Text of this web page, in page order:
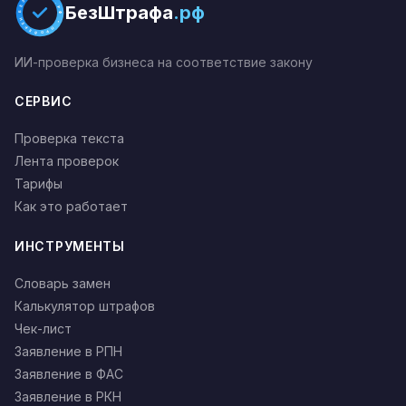
БЕЗШТРАФА.РФ * ПРОВЕРЕНО *БезШтрафа.рф
ИИ-проверка бизнеса на соответствие закону
СЕРВИС
Проверка текста
Лента проверок
Тарифы
Как это работает
ИНСТРУМЕНТЫ
Словарь замен
Калькулятор штрафов
Чек-лист
Заявление в РПН
Заявление в ФАС
Заявление в РКН